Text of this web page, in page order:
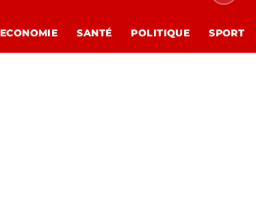
ECONOMIE SANTÉ POLITIQUE SPORT